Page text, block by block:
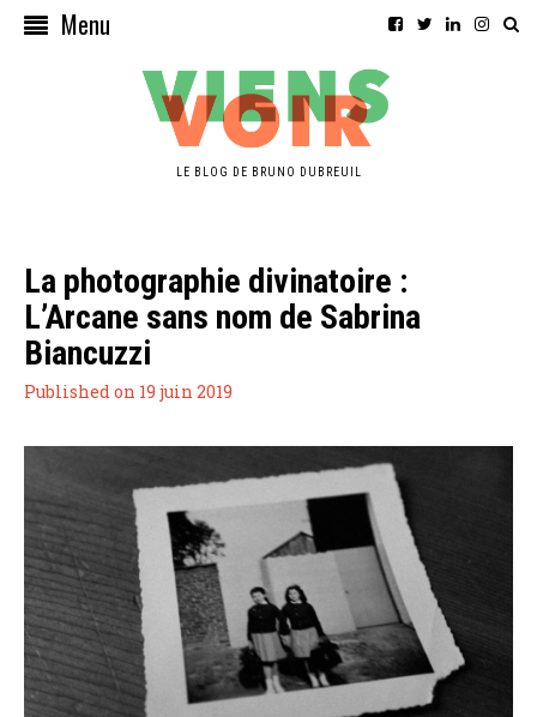
Menu
LE BLOG DE BRUNO DUBREUIL
La photographie divinatoire :
L’Arcane sans nom de Sabrina
Biancuzzi
Published on 19 juin 2019